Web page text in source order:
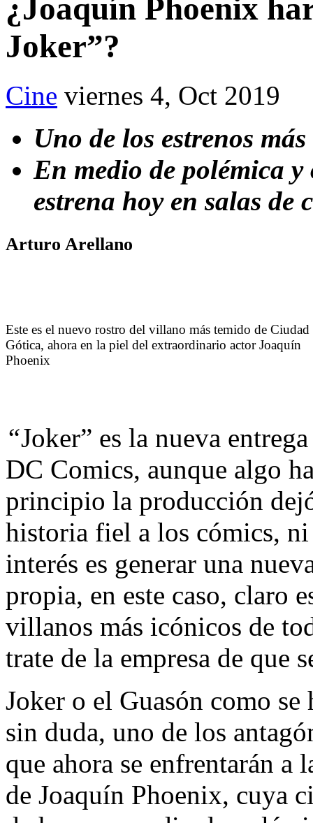
¿Joaquín Phoenix
Joker”?
Cine viernes 4, Oct 2019
Uno de los estrenos
En medio de polémica
estrena hoy en salas de
Arturo Arellano
Este es el nuevo rostro del villano más temido de Ciudad
Gótica, ahora en la piel del extraordinario actor Joaquín
Phoenix
“Joker” es la nueva
DC Comics, aunque algo
principio la producción
historia fiel a los cómics, ni
interés es generar una
propia, en este caso, claro
villanos más icónicos de
trate de la empresa de que
Joker o el Guasón como
sin duda, uno de los
que ahora se enfrentarán a
de Joaquín Phoenix, cuya